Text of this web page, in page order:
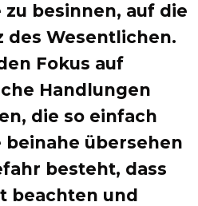
zu besinnen, auf die
des Wesentlichen.
Fokus auf
Handlungen
die so einfach
beinahe übersehen
besteht, dass
beachten und